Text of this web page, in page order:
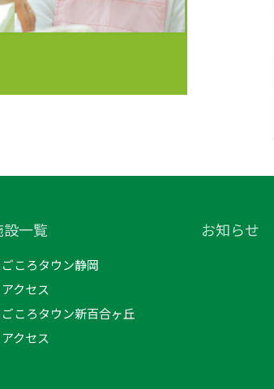
設一覧
ごころタウン静岡
クセス
ごころタウン新百合ヶ丘
クセス
お知らせ